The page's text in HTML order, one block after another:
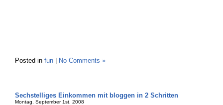
Posted in fun No Comments »
Sechstelliges Einkommen mit bloggen in 2 Schritten
Montag, September 1st, 2008